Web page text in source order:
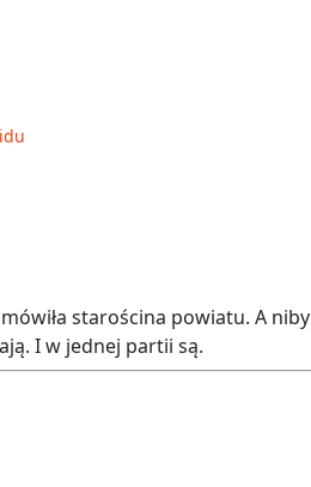
starościna powiatu. A niby
I w jednej partii są.